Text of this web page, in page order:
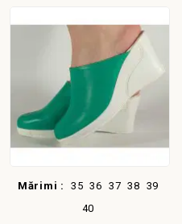
Mărimi : 35 36 37 38 39
40